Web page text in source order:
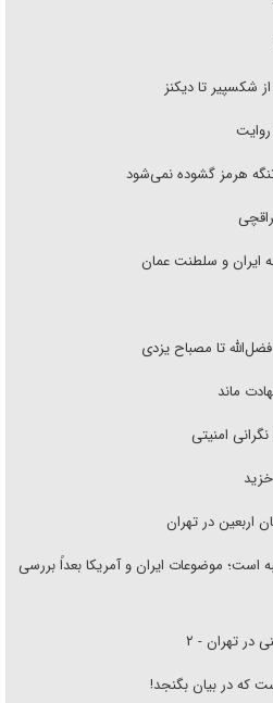
شکسپیر تا دیکنز
هرمز گشوده نمی‌شود
ایران و سلطنت عمان
تا مصباح یزدی
ماند
امنیتی
اربعین در تهران
است؛ موضوعات ایران و آمریکا بعداً بررسی
در تهران - ۲
که در بیان بگنجد!